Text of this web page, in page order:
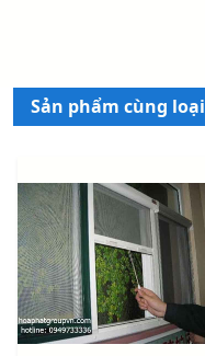
Sản phẩm cùng loại